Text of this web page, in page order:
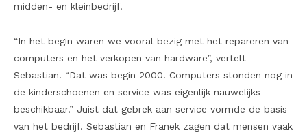
midden- en kleinbedrijf.
“In het begin waren we vooral bezig met het repareren van
computers en het verkopen van hardware”, vertelt
Sebastian. “Dat was begin 2000. Computers stonden nog in
de kinderschoenen en service was eigenlijk nauwelijks
beschikbaar.” Juist dat gebrek aan service vormde de basis
van het bedrijf. Sebastian en Franek zagen dat mensen vaak